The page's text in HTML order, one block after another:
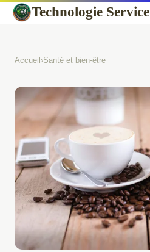
Technologie Service
Accueil ›Santé et bien-être